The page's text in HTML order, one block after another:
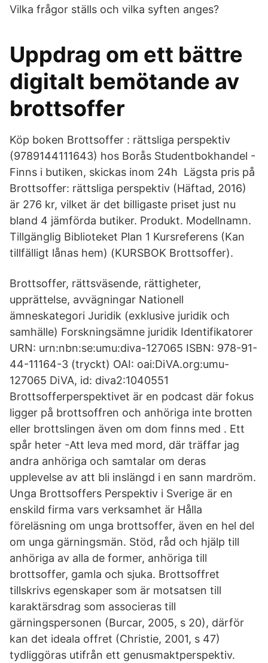
Vilka frågor ställs och vilka syften anges?
Uppdrag om ett bättre
digitalt bemötande av
brottsoffer
Köp boken Brottsoffer : rättsliga perspektiv
(9789144111643) hos Borås Studentbokhandel -
Finns i butiken, skickas inom 24h Lägsta pris på
Brottsoffer: rättsliga perspektiv (Häftad, 2016)
är 276 kr, vilket är det billigaste priset just nu
bland 4 jämförda butiker. Produkt. Modellnamn.
Tillgänglig Biblioteket Plan 1 Kursreferens (Kan
tillfälligt lånas hem) (KURSBOK Brottsoffer).
Brottsoffer, rättsväsende, rättigheter,
upprättelse, avvägningar Nationell
ämneskategori Juridik (exklusive juridik och
samhälle) Forskningsämne juridik Identifikatorer
URN: urn:nbn:se:umu:diva-127065 ISBN: 978-91-
44-11164-3 (tryckt) OAI: oai:DiVA.org:umu-
127065 DiVA, id: diva2:1040551
Brottsofferperspektivet är en podcast där fokus
ligger på brottsoffren och anhöriga inte brotten
eller brottslingen även om dom finns med . Ett
spår heter -Att leva med mord, där träffar jag
andra anhöriga och samtalar om deras
upplevelse av att bli inslängd i en sann mardröm.
Unga Brottsoffers Perspektiv i Sverige är en
enskild firma vars verksamhet är Hålla
föreläsning om unga brottsoffer, även en hel del
om unga gärningsmän. Stöd, råd och hjälp till
anhöriga av alla de former, anhöriga till
brottsoffer, gamla och sjuka. Brottsoffret
tillskrivs egenskaper som är motsatsen till
karaktärsdrag som associeras till
gärningspersonen (Burcar, 2005, s 20), därför
kan det ideala offret (Christie, 2001, s 47)
tydliggöras utifrån ett genusmaktperspektiv.